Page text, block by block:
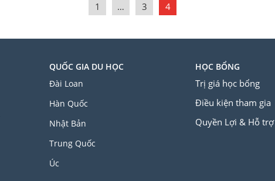
1 … 3 4
QUỐC GIA DU HỌC
Đài Loan
Hàn Quốc
Nhật Bản
Trung Quốc
Úc
HỌC BỔNG
Trị giá học bổng
Điều kiện tham gia
Quyền Lợi & Hỗ trợ